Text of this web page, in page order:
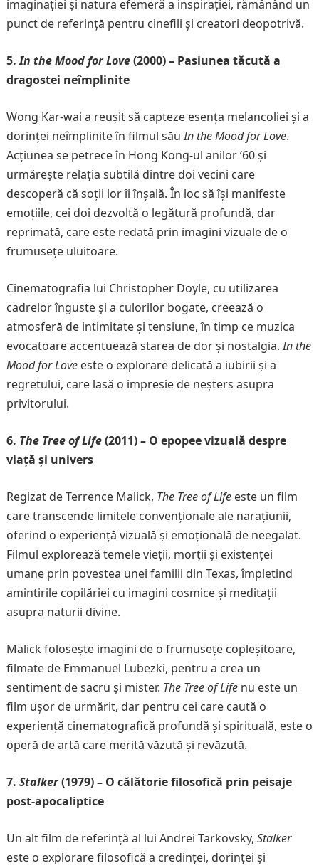
imaginației și natura efemeră a inspirației, rămânând un
punct de referință pentru cinefili și creatori deopotrivă.
5.In the Mood for Love(2000) – Pasiunea tăcută a
dragostei neîmplinite
Wong Kar-wai a reușit să capteze esența melancoliei și a
dorinței neîmplinite în filmul săuIn the Mood for Love.
Acțiunea se petrece în Hong Kong-ul anilor ’60 și
urmărește relația subtilă dintre doi vecini care
descoperă că soții lor îi înșală. În loc să își manifeste
emoțiile, cei doi dezvoltă o legătură profundă, dar
reprimată, care este redată prin imagini vizuale de o
frumusețe uluitoare.
Cinematografia lui Christopher Doyle, cu utilizarea
cadrelor înguste și a culorilor bogate, creează o
atmosferă de intimitate și tensiune, în timp ce muzica
evocatoare accentuează starea de dor și nostalgia.In the
Mood for Loveeste o explorare delicată a iubirii și a
regretului, care lasă o impresie de neșters asupra
privitorului.
6. The Tree of Life(2011) – O epopee vizuală despre
viață și univers
Regizat de Terrence Malick, The Tree of Lifeeste un film
care transcende limitele convenționale ale narațiunii,
oferind o experiență vizuală și emoțională de neegalat.
Filmul explorează temele vieții, morții și existenței
umane prin povestea unei familii din Texas, împletind
amintirile copilăriei cu imagini cosmice și meditații
asupra naturii divine.
Malick folosește imagini de o frumusețe copleșitoare,
filmate de Emmanuel Lubezki, pentru a crea un
sentiment de sacru și mister. The Tree of Lifenu este un
film ușor de urmărit, dar pentru cei care caută o
experiență cinematografică profundă și spirituală, este o
operă de artă care merită văzută și revăzută.
7. Stalker(1979) – O călătorie filosofică prin peisaje
post-apocaliptice
Un alt film de referință al lui Andrei Tarkovsky, Stalker
este o explorare filosofică a credinței, dorinței și